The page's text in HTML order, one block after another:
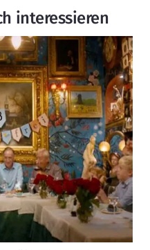
interessieren